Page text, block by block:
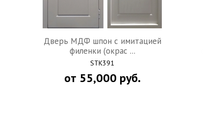
Дверь МДФ шпон с имитацией
филенки (окрас ...
STK391
от 55,000 руб.